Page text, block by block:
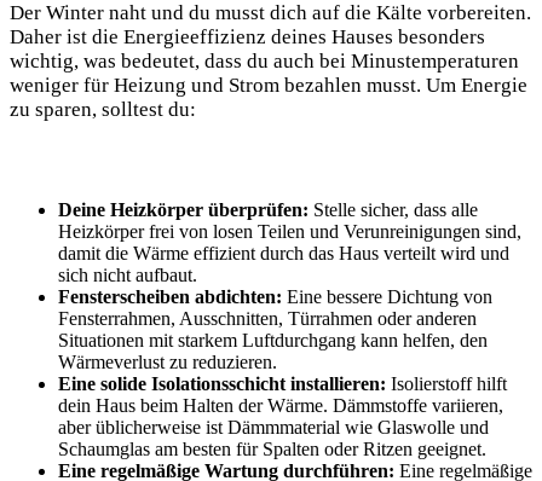
Der‍ Winter naht und du musst dich auf ​die Kälte vorbereiten.
‌Daher ist die Energieeffizienz deines Hauses besonders
wichtig, was bedeutet, dass du auch⁣ bei Minustemperaturen
weniger für Heizung und Strom bezahlen musst. Um ‌Energie
zu sparen, solltest du:
Deine Heizkörper überprüfen: Stelle sicher, dass alle
Heizkörper frei von losen⁢ Teilen und Verunreinigungen ⁤sind,
damit ‌die⁤ Wärme effizient durch das Haus verteilt wird und
sich nicht‌ aufbaut.‌
Fensterscheiben abdichten: Eine⁣ bessere Dichtung von
Fensterrahmen, Ausschnitten, Türrahmen oder anderen
Situationen ⁣mit ⁢starkem ⁤Luftdurchgang kann helfen, den
Wärmeverlust​ zu reduzieren.
Eine solide ⁢Isolationsschicht installieren: Isolierstoff hilft
dein Haus beim Halten der Wärme. Dämmstoffe variieren,
aber üblicherweise ist Dämmmaterial wie Glaswolle und
Schaumglas​ am ‍besten für Spalten oder​ Ritzen geeignet.
Eine⁢ regelmäßige Wartung durchführen: Eine regelmäßige